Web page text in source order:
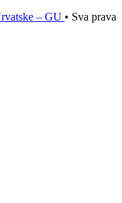
– GU • Sva prava